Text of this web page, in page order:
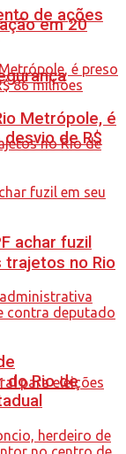
em 20
trajetos no Rio
de ações
Metrópole, é
de R$
achar fuzil
do Rio de